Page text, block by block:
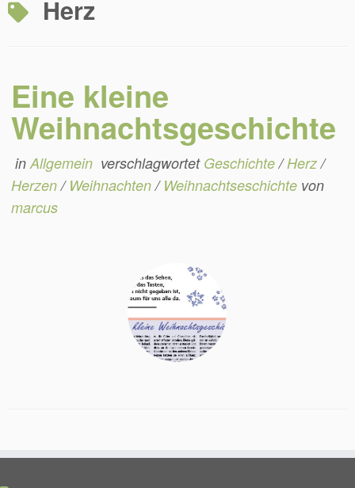
Herz
Eine kleine
Weihnachtsgeschichte
inAllgemein verschlagwortet Geschichte/Herz/
Herzen/ Weihnachten/ Weihnachtseschichte von
marcus